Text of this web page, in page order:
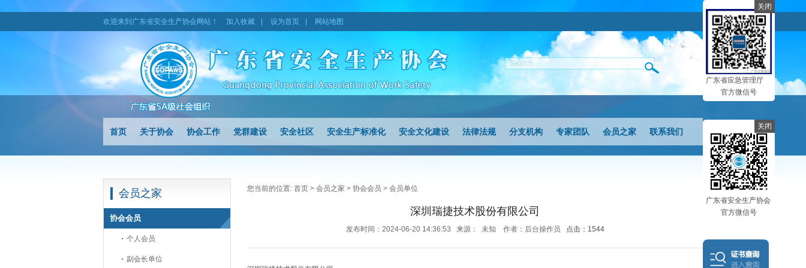
欢迎来到广东省安全生产协会网站！ 加入收藏 设为首页 网站地图
首页 关于协会 协会工作 党群建设 安全社区 安全生产标准化 安全文化建设 法律法规 分支机构 专家团队 会员之家 联系我们
会员之家
协会会员
个人会员
副会长单位
您当前的位置: 首页 > 会员之家 > 协会会员 > 会员单位
深圳瑞捷技术股份有限公司
发布时间：2024-06-20 14:36:53 来源： 未知 作者：后台操作员 点击：1544
广东省应急管理厅
官方微信号
关闭
广东省安全生产协会
官方微信号
关闭